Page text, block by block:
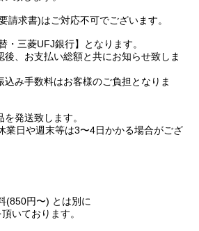
請求書)はご対応不可でございます。
三菱UFJ銀行】となります。
、お支払い総額と共にお知らせ致しま
み手数料はお客様のご負担となりま
発送致します。
業日や週末等は3〜4日かかる場合がござ
(850円〜) とは別に
いております。